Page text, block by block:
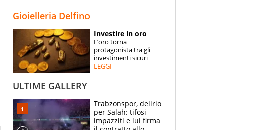
SPECIALI
ESPERTI
Gioielleria Delfino
Investire in oro
L’oro torna
protagonista tra gli
investimenti sicuri
LEGGI
ULTIME GALLERY
Trabzonspor, delirio
per Salah: tifosi
impazziti e lui firma